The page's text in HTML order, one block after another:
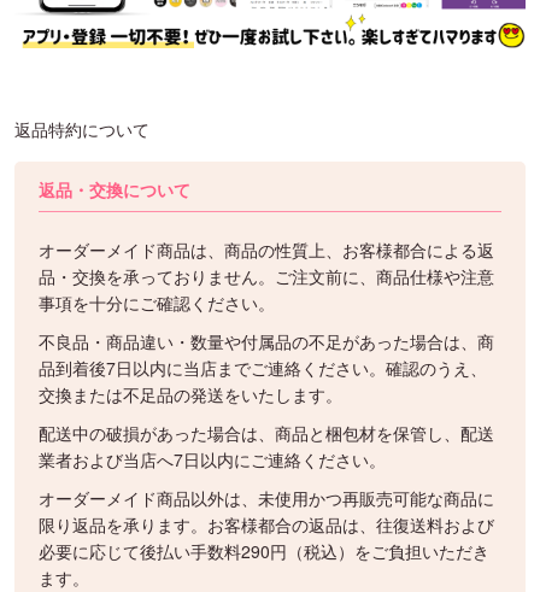
返品特約について
返品・交換について
オーダーメイド商品は、商品の性質上、お客様都合による返
品・交換を承っておりません。ご注文前に、商品仕様や注意
事項を十分にご確認ください。
不良品・商品違い・数量や付属品の不足があった場合は、商
品到着後7日以内に当店までご連絡ください。確認のうえ、
交換または不足品の発送をいたします。
配送中の破損があった場合は、商品と梱包材を保管し、配送
業者および当店へ7日以内にご連絡ください。
オーダーメイド商品以外は、未使用かつ再販売可能な商品に
限り返品を承ります。お客様都合の返品は、往復送料および
必要に応じて後払い手数料290円（税込）をご負担いただき
ます。